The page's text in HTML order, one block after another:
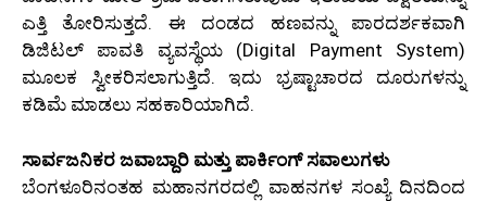
ಎತ್ತಿ ತೋರಿಸುತ್ತದೆ. ಈ ದಂಡದ ಹಣವನ್ನು ಪಾರದರ್ಶಕವಾಗಿ
ಡಿಜಿಟಲ್ ಪಾವತಿ ವ್ಯವಸ್ಥೆಯ (Digital Payment System)
ಮೂಲಕ ಸ್ವೀಕರಿಸಲಾಗುತ್ತಿದೆ. ಇದು ಭ್ರಷ್ಟಾಚಾರದ ದೂರುಗಳನ್ನು
ಕಡಿಮೆ ಮಾಡಲು ಸಹಕಾರಿಯಾಗಿದೆ.
ಸಾರ್ವಜನಿಕರ ಜವಾಬ್ದಾರಿ ಮತ್ತು ಪಾರ್ಕಿಂಗ್ ಸವಾಲುಗಳು
ಬೆಂಗಳೂರಿನಂತಹ ಮಹಾನಗರದಲ್ಲಿ ವಾಹನಗಳ ಸಂಖ್ಯೆ ದಿನದಿಂದ